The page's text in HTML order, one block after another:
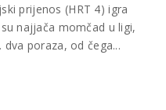
prijenos (HRT 4) igra
najjača momčad u ligi,
poraza, od čega...